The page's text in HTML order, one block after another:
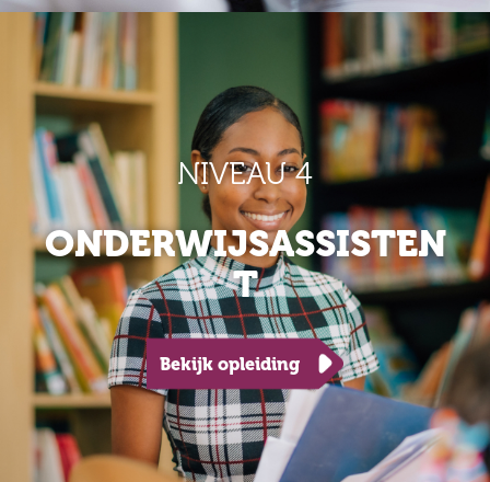
NIVEAU 4
ONDERWIJSASSISTEN
T
Bekijk opleiding